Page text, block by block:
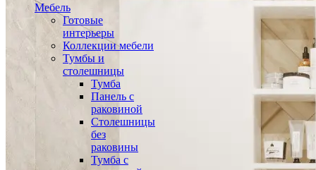
Мебель
Готовые
интерьеры
Коллекции мебели
Тумбы и
столешницы
Тумба
Панель с
раковиной
Столешницы
без
раковины
Тумба с